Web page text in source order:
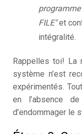
FILE"et
intégralité.
Rappelles toi! La
système n’est
expérimentés.
en l’absence
d’endommager le